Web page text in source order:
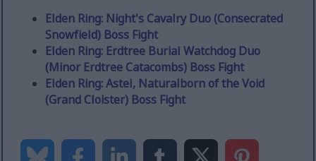
Elden Ring: Night's Cavalry Duo (Consecrated
Snowfield) Boss Fight
Elden Ring: Erdtree Burial Watchdog Duo
(Minor Erdtree Catacombs) Boss Fight
Elden Ring: Astel, Naturalborn of the Void
(Grand Cloister) Boss Fight